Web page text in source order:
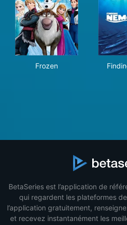
Frozen
BetaSeries est l’application de
qui regardent les plateformes
l’application gratuitement,
et recevez instantanément les